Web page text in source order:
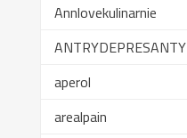
Annlovekulinarnie
ANTRYDEPRESANTY
aperol
arealpain